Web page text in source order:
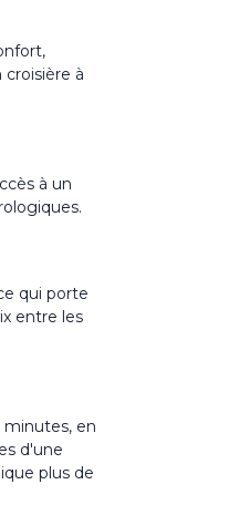
à
à un
qui porte
entre les
minutes, en
d'une
plus de